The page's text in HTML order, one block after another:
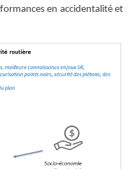
en accidentalité et